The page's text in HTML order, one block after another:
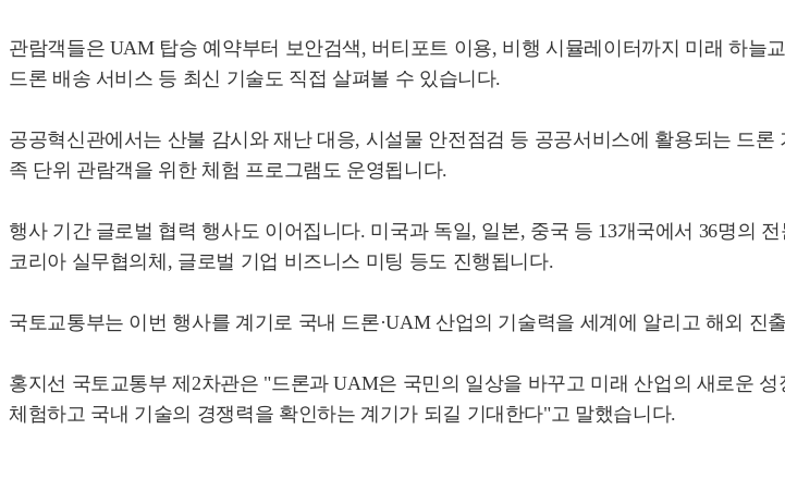
관람객들은 UAM 탑승 예약부터 보안검색, 버티포트 이용, 비행 시뮬레이터까지 미래 하
드론 배송 서비스 등 최신 기술도 직접 살펴볼 수 있습니다.
공공혁신관에서는 산불 감시와 재난 대응, 시설물 안전점검 등 공공서비스에 활용되는 드
족 단위 관람객을 위한 체험 프로그램도 운영됩니다.
행사 기간 글로벌 협력 행사도 이어집니다. 미국과 독일, 일본, 중국 등 13개국에서 36명의
코리아 실무협의체, 글로벌 기업 비즈니스 미팅 등도 진행됩니다.
국토교통부는 이번 행사를 계기로 국내 드론·UAM 산업의 기술력을 세계에 알리고 해외 진
홍지선 국토교통부 제2차관은 "드론과 UAM은 국민의 일상을 바꾸고 미래 산업의 새로운
체험하고 국내 기술의 경쟁력을 확인하는 계기가 되길 기대한다"고 말했습니다.